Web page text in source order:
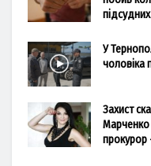
підсудних
У
чоловіка
Захист
Марченко
прокурор